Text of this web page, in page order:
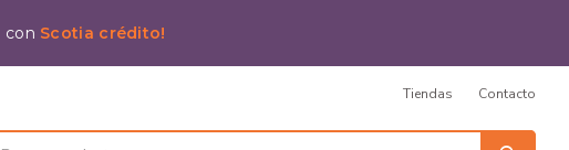
con Scotia crédito!
Tiendas Contacto